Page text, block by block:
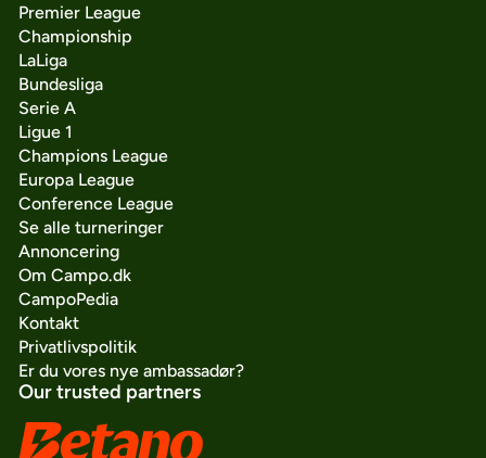
Premier League
Championship
LaLiga
Bundesliga
Serie A
Ligue 1
Champions League
Europa League
Conference League
Se alle turneringer
Annoncering
Om Campo.dk
CampoPedia
Kontakt
Privatlivspolitik
Er du vores nye ambassadør?
Our trusted partners